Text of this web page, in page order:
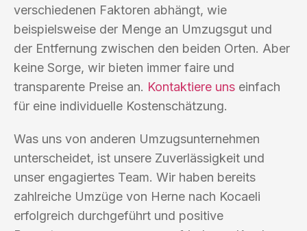
verschiedenen Faktoren abhängt, wie
beispielsweise der Menge an Umzugsgut und
der Entfernung zwischen den beiden Orten. Aber
keine Sorge, wir bieten immer faire und
transparente Preise an. Kontaktiere uns einfach
für eine individuelle Kostenschätzung.
Was uns von anderen Umzugsunternehmen
unterscheidet, ist unsere Zuverlässigkeit und
unser engagiertes Team. Wir haben bereits
zahlreiche Umzüge von Herne nach Kocaeli
erfolgreich durchgeführt und positive